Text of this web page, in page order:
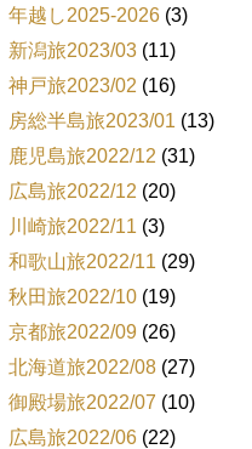
年越し2025-2026 (3)
新潟旅2023/03 (11)
神戸旅2023/02 (16)
房総半島旅2023/01 (13)
鹿児島旅2022/12 (31)
広島旅2022/12 (20)
川崎旅2022/11 (3)
和歌山旅2022/11 (29)
秋田旅2022/10 (19)
京都旅2022/09 (26)
北海道旅2022/08 (27)
御殿場旅2022/07 (10)
広島旅2022/06 (22)